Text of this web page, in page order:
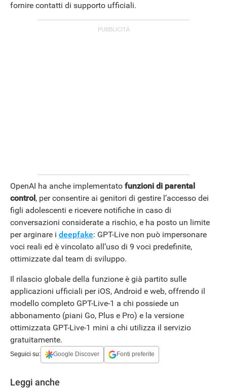
fornire contatti di supporto ufficiali.
OpenAI ha anche implementato funzioni di parental
control, per consentire ai genitori di gestire l’accesso dei
figli adolescenti e ricevere notifiche in caso di
conversazioni considerate a rischio, e ha posto un limite
per arginare i deepfake: GPT-Live non può impersonare
voci reali ed è vincolato all’uso di 9 voci predefinite,
ottimizzate dal team di sviluppo.
Il rilascio globale della funzione è già partito sulle
applicazioni ufficiali per iOS, Android e web, offrendo il
modello completo GPT-Live-1 a chi possiede un
abbonamento (piani Go, Plus e Pro) e la versione
ottimizzata GPT-Live-1 mini a chi utilizza il servizio
gratuitamente.
Seguici su: Google Discover Fonti preferite
Leggi anche